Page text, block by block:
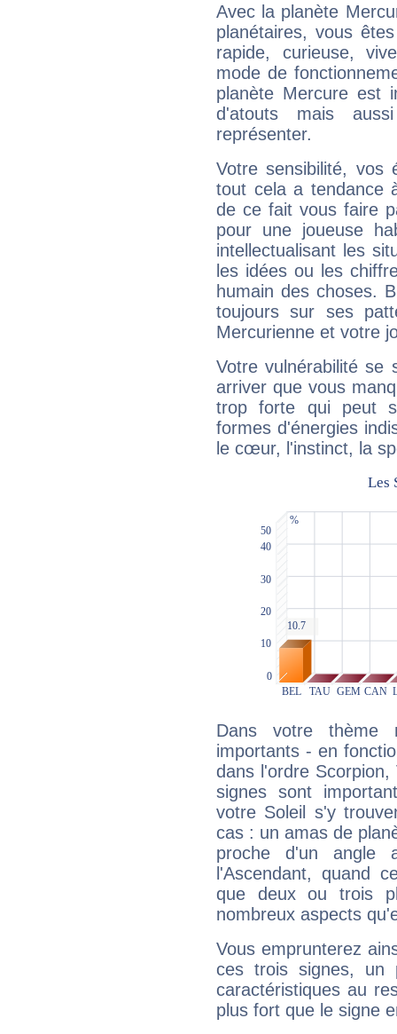
Avec la planète
planétaires, vous
rapide, curieuse,
mode de
planète Mercure est
d'atouts mais
représenter.
Votre sensibilité,
tout cela a tendance
de ce fait vous faire
pour une joueuse
intellectualisant les
les idées ou les
humain des choses.
toujours sur ses
Mercurienne et votre
Votre vulnérabilité se
arriver que vous
trop forte qui peut
formes d'énergies
le cœur, l'instinct, la
Dans votre thème
importants - en
dans l'ordre
signes sont
votre Soleil s'y
cas : un amas de
proche d'un
l'Ascendant, quand
que deux ou trois
nombreux aspects
Vous emprunterez
ces trois signes, un
caractéristiques au
plus fort que le signe